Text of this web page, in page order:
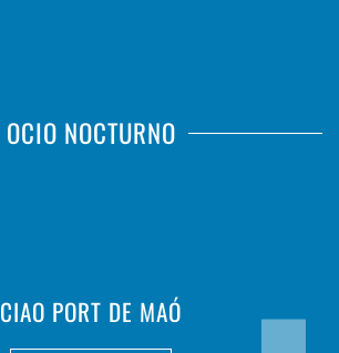
OCIO NOCTURNO
CIAO PORT DE MAÓ